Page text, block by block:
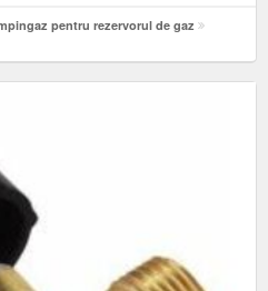
pentru rezervorul de gaz